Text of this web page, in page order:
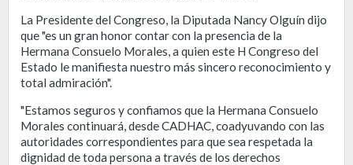
La Presidente del Congreso, la Diputada Nancy Olguín dijo
que "es un gran honor contar con la presencia de la
Hermana Consuelo Morales, a quien este H Congreso del
Estado le manifiesta nuestro más sincero reconocimiento y
total admiración".
"Estamos seguros y confiamos que la Hermana Consuelo
Morales continuará, desde CADHAC, coadyuvando con las
autoridades correspondientes para que sea respetada la
dignidad de toda persona a través de los derechos